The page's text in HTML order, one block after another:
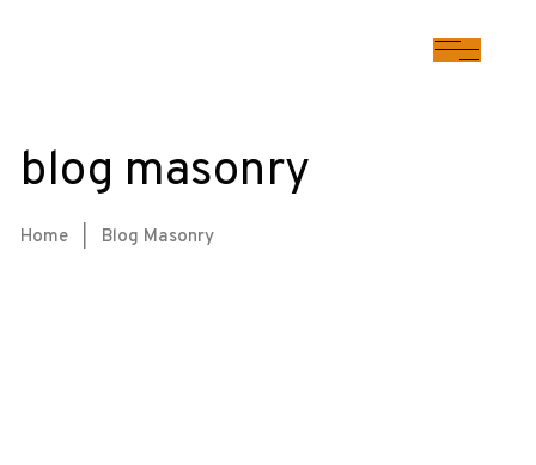
blog masonry
Home Blog Masonry